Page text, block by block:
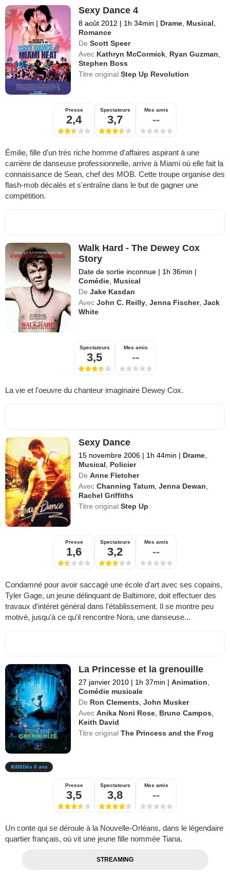
Sexy Dance 4
8 août 2012 | 1h 34min | Drame Musical
Romance
De Scott Speer
Avec Kathryn McCormick Ryan Guzman
Stephen Boss
Titre originalStep Up Revolution
Presse
2,4
Spectateurs
3,7
Mes amis
--
Émilie, fille d'un très riche homme d'affaires aspirant à une
carrière de danseuse professionnelle, arrive à Miami où elle fait la
connaissance de Sean, chef des MOB. Cette troupe organise des
flash-mob décalés et s'entraîne dans le but de gagner une
compétition.
Walk Hard - The Dewey Cox
Story
Date de sortie inconnue | 1h 36min |
Comédie Musical
De Jake Kasdan
Avec John C. Reilly ,Jenna Fischer,Jack
White
Spectateurs
3,5
Mes amis
--
La vie et l'oeuvre du chanteur imaginaire Dewey Cox.
Sexy Dance
15 novembre 2006 | 1h 44min | Drame
Musical
Policier
De Anne Fletcher
Avec Channing Tatum ,Jenna Dewan
Rachel Griffiths
Titre originalStep Up
Presse
1,6
Spectateurs
3,2
Mes amis
--
Condamné pour avoir saccagé une école d'art avec ses copains,
Tyler Gage, un jeune délinquant de Baltimore, doit effectuer des
travaux d'intéret général dans l'établissement. Il se montre peu
motivé, jusqu'à ce qu'il rencontre Nora, une danseuse...
La Princesse et la grenouille
27 janvier 2010 | 1h 37min | Animation
Comédie musicale
De Ron Clements ,John Musker
Avec Anika Noni Rose Bruno Campos
Keith David
Titre originalThe Princess and the Frog
Dès 6 ans
Presse
3,5
Spectateurs
3,8
Mes amis
--
Un conte qui se déroule à la Nouvelle-Orléans, dans le légendaire
quartier français, où vit une jeune fille nommée Tiana.
STREAMING